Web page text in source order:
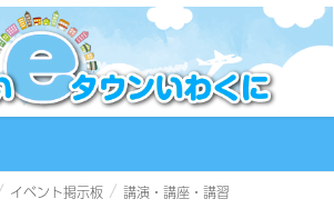
イベント掲示板
講演・講座・講習